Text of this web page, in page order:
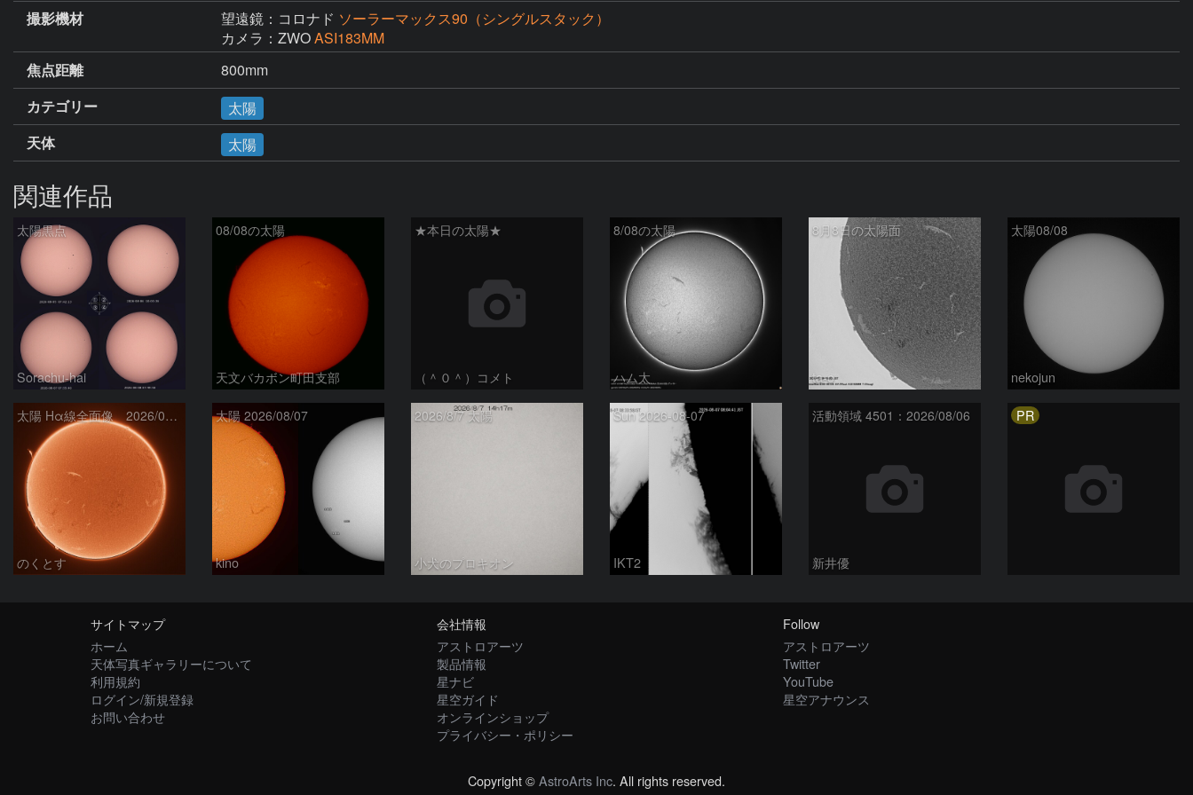
撮影機材 望遠鏡：コロナド ソーラーマックス90（シングルスタック）
カメラ：ZWOASI183MM
焦点距離
800mm
カテゴリー
太陽
天体
太陽
関連作品
太陽黒点
Sorachu-hai
08/08の太陽
天文バカボン町田支部
★本日の太陽★
（＾０＾）コメト
8/08の太陽
ハム太
8月8日の太陽面
ta-o
太陽08/08
nekojun
太陽 Hα線全面像 2026/08/08
のくとす
太陽 2026/08/07
kino
2026/8/7 太陽
小犬のプロキオン
Sun 2026-08-07
IKT2
活動領域 4501：2026/08/06
新井優
PR
サイトマップ
ホーム
天体写真ギャラリーについて
利用規約
ログイン/新規登録
お問い合わせ
会社情報
アストロアーツ
製品情報
星ナビ
星空ガイド
オンラインショップ
プライバシー・ポリシー
Follow
アストロアーツ
Twitter
YouTube
星空アナウンス
Copyright ©AstroArts Inc. All rights reserved.